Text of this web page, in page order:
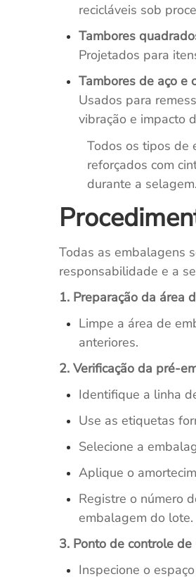
recicláveis sob
Tambores
Projetados para
Tambores de aço e
Usados para
vibração e impacto
Todos os tipos de
reforçados com
durante a selagem.
Todas as embalagens
responsabilidade e a
1. Preparação da área
Limpe a área de
anteriores.
2. Verificação da pré-
Identifique a linha
Use as etiquetas
Selecione a
Aplique o
Registre o número
embalagem do lote.
3. Ponto de controle
Inspecione o